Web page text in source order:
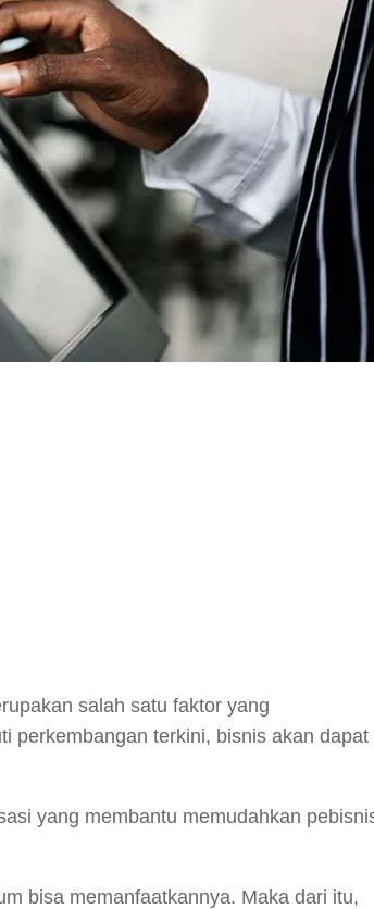
salah satu faktor yang
perkembangan terkini, bisnis akan dapat
yang membantu memudahkan
bisa memanfaatkannya. Maka dari itu,